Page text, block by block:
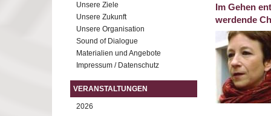
Unsere Ziele
Unsere Zukunft
Unsere Organisation
Sound of Dialogue
Materialien und Angebote
Impressum / Datenschutz
VERANSTALTUNGEN
2026
Im Gehen
werdende